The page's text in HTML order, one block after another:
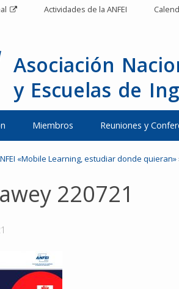
Actividades de la ANFEI
Asociación
y Escuelas de
Miembros Reuniones y
«Mobile Learning, estudiar donde quieran»
220721